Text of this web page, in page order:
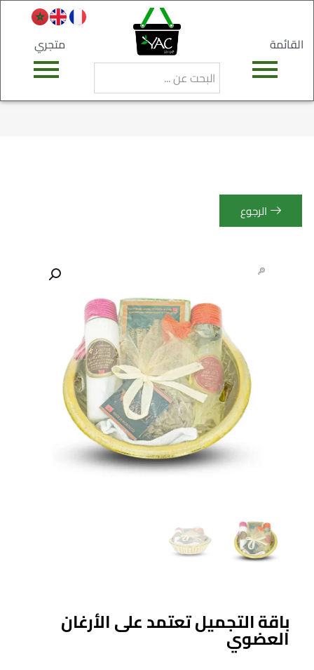
القائمة متجري
الرجوع
باقة التجميل تعتمد على الأرغان
العضوي